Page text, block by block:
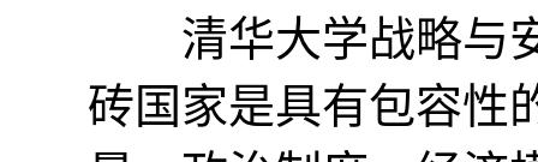
清华大学战略与安
砖国家是具有包容性